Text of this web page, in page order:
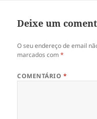
Deixe um
O seu endereço de email
marcados com*
COMENTÁRIO *